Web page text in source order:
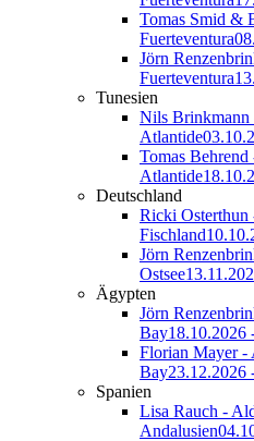
Tomas Smid &
Fuerteventura
Jörn
Fuerteventura
Tunesien
Nils Brinkmann
Atlantide
Tomas
Atlantide
Deutschland
Ricki Osterthun
Fischland
Jörn
Ostsee
Ägypten
Jörn
Bay18.10.2026
Florian Mayer -
Bay23.12.2026
Spanien
Lisa Rauch -
Andalusien